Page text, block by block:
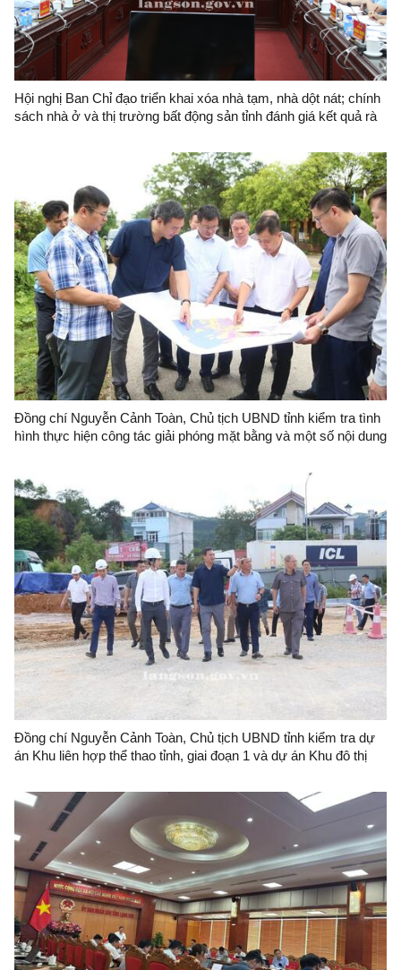
Hội nghị Ban Chỉ đạo triển khai xóa nhà tạm, nhà dột nát; chính
sách nhà ở và thị trường bất động sản tỉnh đánh giá kết quả rà
Đồng chí Nguyễn Cảnh Toàn, Chủ tịch UBND tỉnh kiểm tra tình
hình thực hiện công tác giải phóng mặt bằng và một số nội dung
Đồng chí Nguyễn Cảnh Toàn, Chủ tịch UBND tỉnh kiểm tra dự
án Khu liên hợp thể thao tỉnh, giai đoạn 1 và dự án Khu đô thị